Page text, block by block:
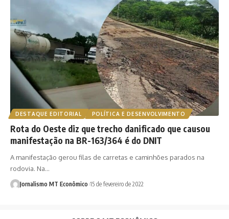
DESTAQUE EDITORIAL POLÍTICA E DESENVOLVIMENTO
Rota do Oeste diz que trecho danificado que causou
manifestação na BR-163/364 é do DNIT
A manifestação gerou filas de carretas e caminhões parados na
rodovia. Na…
Jornalismo MT Econômico 15 de fevereiro de 2022